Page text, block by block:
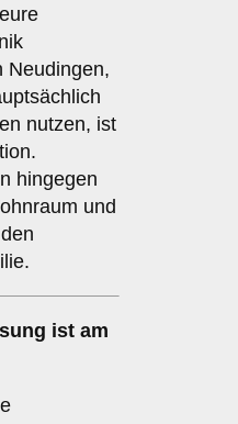
Neudingen,
nutzen, ist
hingegen
und
ist am